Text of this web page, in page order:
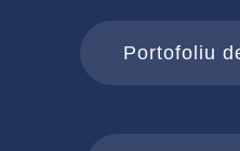
Portofoliu